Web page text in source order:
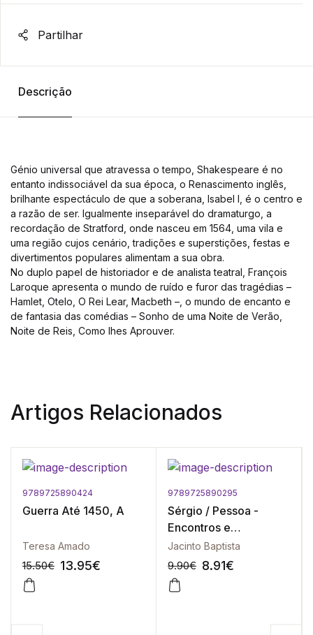
Partilhar
Descrição
Génio universal que atravessa o tempo, Shakespeare é no
entanto indissociável da sua época, o Renascimento inglês,
brilhante espectáculo de que a soberana, Isabel I, é o centro e
a razão de ser. Igualmente inseparável do dramaturgo, a
recordação de Stratford, onde nasceu em 1564, uma vila e
uma região cujos cenário, tradições e superstições, festas e
divertimentos populares alimentam a sua obra.
No duplo papel de historiador e de analista teatral, François
Laroque apresenta o mundo de ruído e furor das tragédias –
Hamlet, Otelo, O Rei Lear, Macbeth –, o mundo de encanto e
de fantasia das comédias – Sonho de uma Noite de Verão,
Noite de Reis, Como lhes Aprouver.
Artigos Relacionados
9789725890424
Guerra Até 1450, A
Teresa Amado
15.50€ 13.95€
9789725890295
Sérgio / Pessoa -
Encontros e
Desencontros
Jacinto Baptista
9.90€ 8.91€